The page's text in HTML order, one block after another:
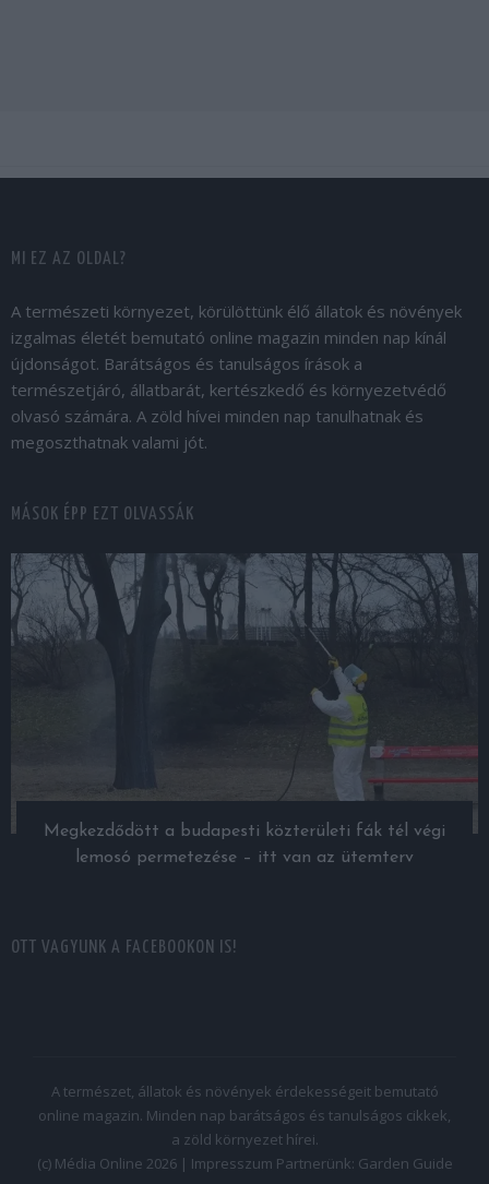
MI EZ AZ OLDAL?
A természeti környezet, körülöttünk élő állatok és növények
izgalmas életét bemutató online magazin minden nap kínál
újdonságot. Barátságos és tanulságos írások a
természetjáró, állatbarát, kertészkedő és környezetvédő
olvasó számára. A zöld hívei minden nap tanulhatnak és
megoszthatnak valami jót.
MÁSOK ÉPP EZT OLVASSÁK
Megkezdődött a budapesti közterületi fák tél végi
lemosó permetezése – itt van az ütemterv
OTT VAGYUNK A FACEBOOKON IS!
A természet, állatok és növények érdekességeit bemutató
online magazin. Minden nap barátságos és tanulságos cikkek,
a zöld környezet hírei.
(c) Média Online 2026 | Impresszum Partnerünk: Garden Guide